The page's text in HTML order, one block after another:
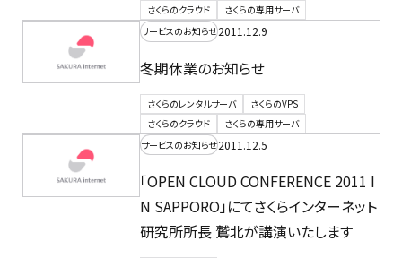
さくらのクラウド
さくらの専用サーバ
サービスのお知らせ2011.12.9
冬期休業のお知らせ
さくらのレンタルサーバ
さくらのVPS
さくらのクラウド
さくらの専用サーバ
サービスのお知らせ2011.12.5
「OPEN CLOUD CONFERENCE 2011 I
N SAPPORO」にてさくらインターネット
研究所所長 鷲北が講演いたします